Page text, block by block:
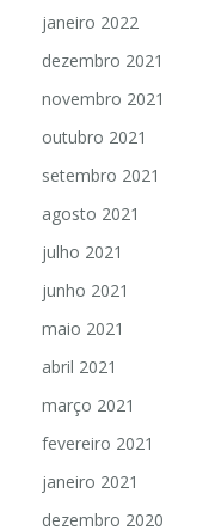
janeiro 2022
dezembro 2021
novembro 2021
outubro 2021
setembro 2021
agosto 2021
julho 2021
junho 2021
maio 2021
abril 2021
março 2021
fevereiro 2021
janeiro 2021
dezembro 2020